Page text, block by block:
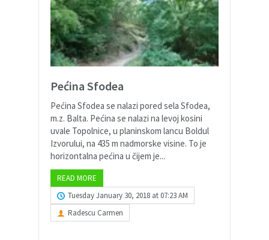
Pećina Sfodea
Pećina Sfodea se nalazi pored sela Sfodea,
m.z. Balta. Pećina se nalazi na levoj kosini
uvale Topolnice, u planinskom lancu Boldul
Izvorului, na 435 m nadmorske visine. To je
horizontalna pećina u čijem je...
READ MORE
Tuesday January 30, 2018 at 07:23 AM
Radescu Carmen